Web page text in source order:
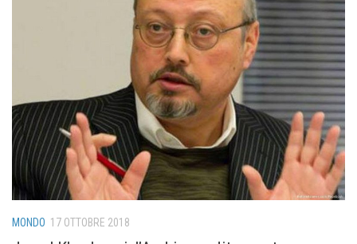
MONDO 17 OTTOBRE 2018